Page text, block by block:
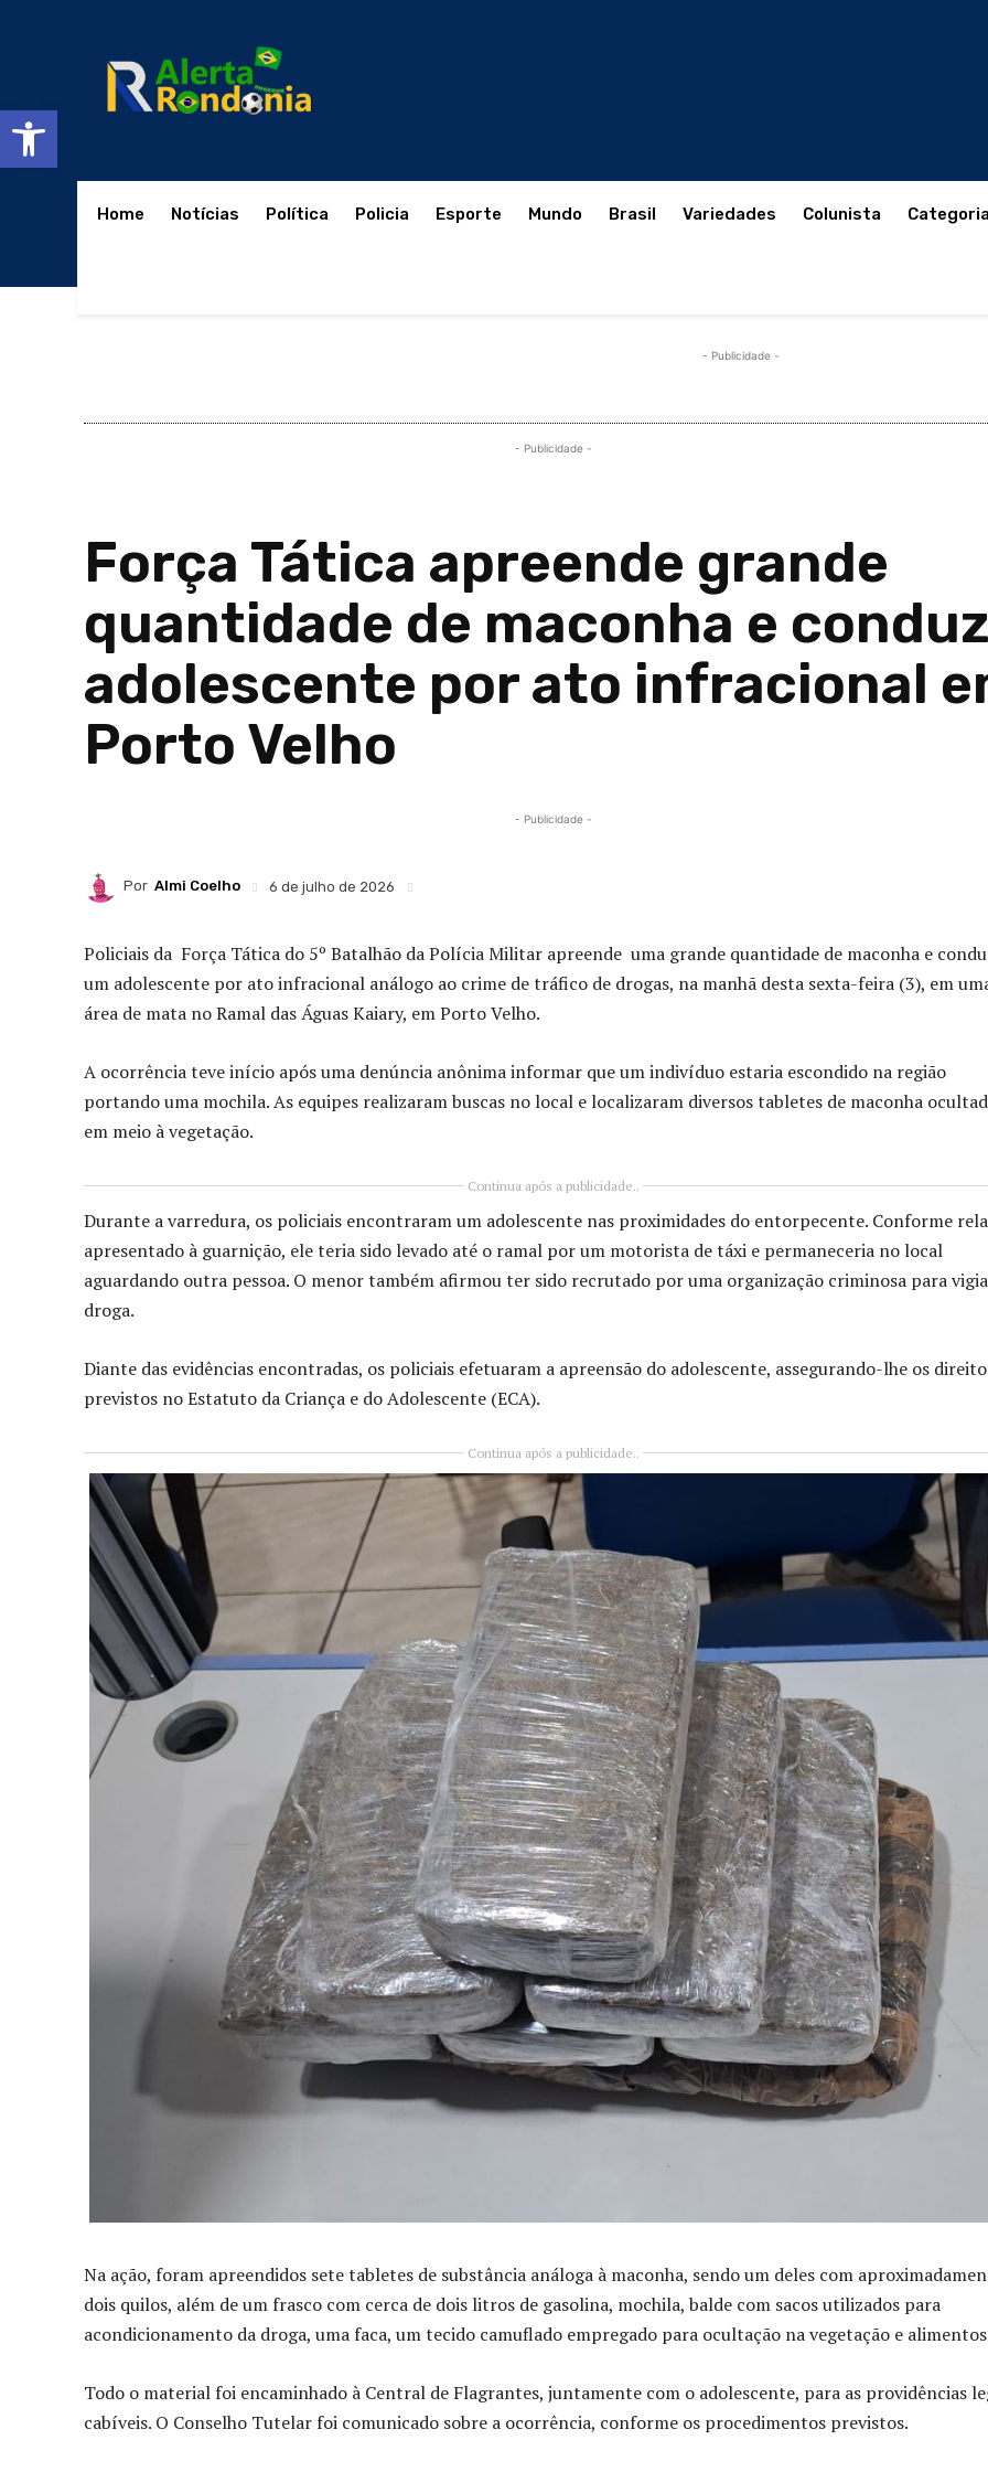
Home Notícias Política Policia Esporte Mundo Brasil Variedades Colunista
- Publicidade -
- Publicidade -
Força Tática apreende grande
quantidade de maconha e conduz
adolescente por ato infracional
Porto Velho
- Publicidade -
Por Almi Coelho 6 de julho de 2026
Policiais da Força Tática do 5º Batalhão da Polícia Militar apreende uma grande quantidade de maconha e
um adolescente por ato infracional análogo ao crime de tráfico de drogas, na manhã desta sexta-feira (3), em
área de mata no Ramal das Águas Kaiary, em Porto Velho.
A ocorrência teve início após uma denúncia anônima informar que um indivíduo estaria escondido na região
portando uma mochila. As equipes realizaram buscas no local e localizaram diversos tabletes de maconha
em meio à vegetação.
Continua após a publicidade..
Durante a varredura, os policiais encontraram um adolescente nas proximidades do entorpecente. Conforme
apresentado à guarnição, ele teria sido levado até o ramal por um motorista de táxi e permaneceria no local
aguardando outra pessoa. O menor também afirmou ter sido recrutado por uma organização criminosa para
droga.
Diante das evidências encontradas, os policiais efetuaram a apreensão do adolescente, assegurando-lhe os
previstos no Estatuto da Criança e do Adolescente (ECA).
Continua após a publicidade..
Na ação, foram apreendidos sete tabletes de substância análoga à maconha, sendo um deles com
dois quilos, além de um frasco com cerca de dois litros de gasolina, mochila, balde com sacos utilizados para
acondicionamento da droga, uma faca, um tecido camuflado empregado para ocultação na vegetação e
Todo o material foi encaminhado à Central de Flagrantes, juntamente com o adolescente, para as providências
cabíveis. O Conselho Tutelar foi comunicado sobre a ocorrência, conforme os procedimentos previstos.
Abrir a barra de ferramentas